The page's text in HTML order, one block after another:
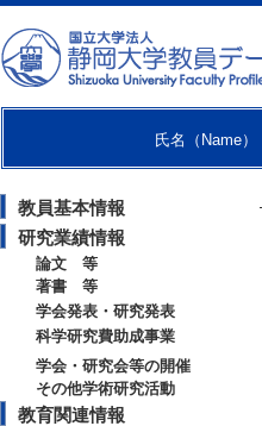
氏名（Name）
教員基本情報
研究業績情報
論文 等
著書 等
学会発表・研究発表
科学研究費助成事業
学会・研究会等の開催
その他学術研究活動
教育関連情報